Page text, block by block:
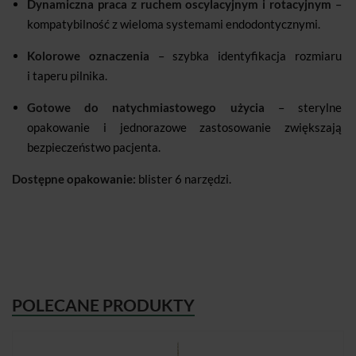
Dynamiczna praca z ruchem oscylacyjnym i rotacyjnym –
kompatybilność z wieloma systemami endodontycznymi.
Kolorowe oznaczenia – szybka identyfikacja rozmiaru
i taperu pilnika.
Gotowe do natychmiastowego użycia – sterylne
opakowanie i jednorazowe zastosowanie zwiększają
bezpieczeństwo pacjenta.
Dostępne opakowanie: blister 6 narzędzi.
POLECANE PRODUKTY